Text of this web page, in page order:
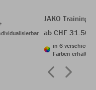
JAKO
ab CHF 31.50
in 6
Farben